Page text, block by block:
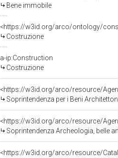
Bene immobile
<https://w3id.org/arco/ontology/
Costruzione
a-ip:Construction
Costruzione
<https://w3id.org/arco/resource/
Soprintendenza per i Beni
<https://w3id.org/arco/resource/
Soprintendenza Archeologia, belle
<https://w3id.org/arco/resource/